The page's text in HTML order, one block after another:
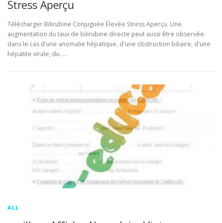
Stress Aperçu
Télécharger Bilirubine Conjuguée Élevée Stress Aperçu. Une
augmentation du taux de bilirubine directe peut aussi être observée
dans le cas d'une anomalie hépatique, d'une obstruction biliaire, d'une
hépatite virale, du. …
ALL